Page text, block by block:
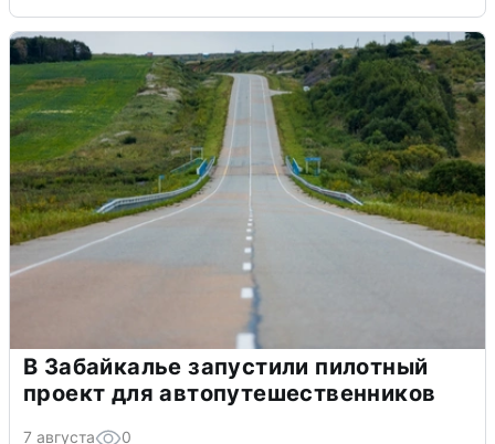
В Забайкалье запустили пилотный
проект для автопутешественников
7 августа 0